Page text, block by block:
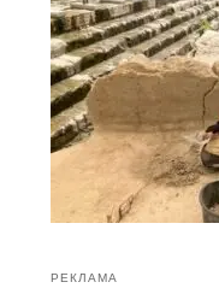
РЕКЛАМА